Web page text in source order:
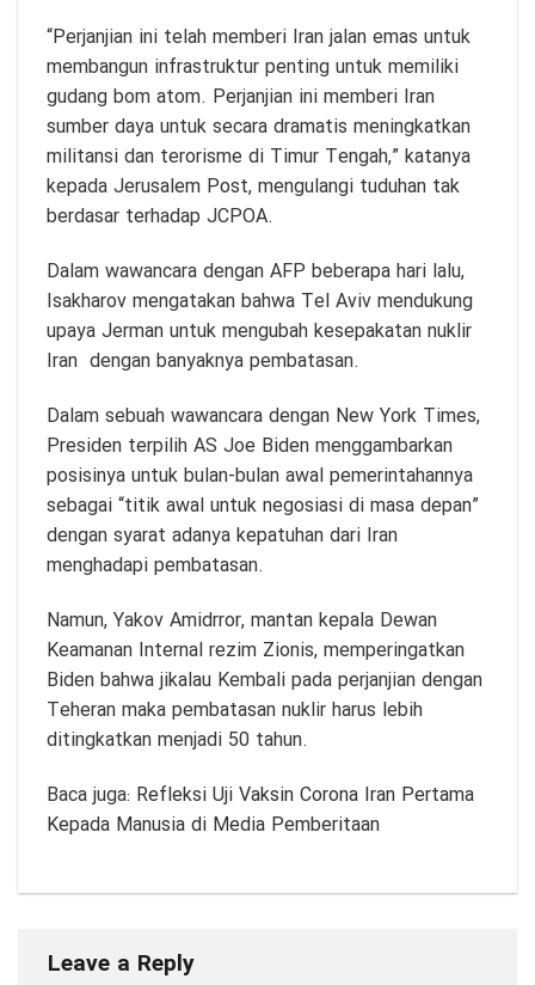
“Perjanjian ini telah memberi Iran jalan emas untuk
membangun infrastruktur penting untuk memiliki
gudang bom atom. Perjanjian ini memberi Iran
sumber daya untuk secara dramatis meningkatkan
militansi dan terorisme di Timur Tengah,” katanya
kepada Jerusalem Post, mengulangi tuduhan tak
berdasar terhadap JCPOA.
Dalam wawancara dengan AFP beberapa hari lalu,
Isakharov mengatakan bahwa Tel Aviv mendukung
upaya Jerman untuk mengubah kesepakatan nuklir
Iran dengan banyaknya pembatasan.
Dalam sebuah wawancara dengan New York Times,
Presiden terpilih AS Joe Biden menggambarkan
posisinya untuk bulan-bulan awal pemerintahannya
sebagai “titik awal untuk negosiasi di masa depan”
dengan syarat adanya kepatuhan dari Iran
menghadapi pembatasan.
Namun, Yakov Amidrror, mantan kepala Dewan
Keamanan Internal rezim Zionis, memperingatkan
Biden bahwa jikalau Kembali pada perjanjian dengan
Teheran maka pembatasan nuklir harus lebih
ditingkatkan menjadi 50 tahun.
Baca juga: Refleksi Uji Vaksin Corona Iran Pertama
Kepada Manusia di Media Pemberitaan
Leave a Reply